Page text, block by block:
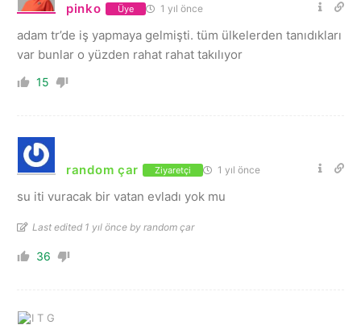
pinko Üye 1 yıl önce
adam tr’de iş yapmaya gelmişti. tüm ülkelerden tanıdıkları
var bunlar o yüzden rahat rahat takılıyor
15
random çar Ziyaretçi 1 yıl önce
su iti vuracak bir vatan evladı yok mu
Last edited 1 yıl önce by random çar
36